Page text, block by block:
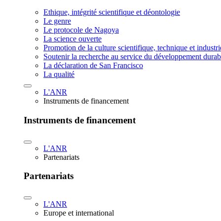
Ethique, intégrité scientifique et déontologie
Le genre
Le protocole de Nagoya
La science ouverte
Promotion de la culture scientifique, technique et
Soutenir la recherche au service du développement
La déclaration de San Francisco
La qualité
L'ANR
Instruments de financement
Instruments de financement
L'ANR
Partenariats
Partenariats
L'ANR
Europe et international